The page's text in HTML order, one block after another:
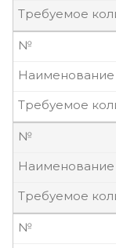
№
Наименование
№
Наименование
№